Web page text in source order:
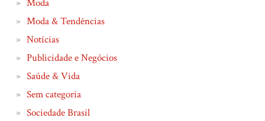
Moda
Moda & Tendências
Notícias
Publicidade e Negócios
Saúde & Vida
Sem categoria
Sociedade Brasil